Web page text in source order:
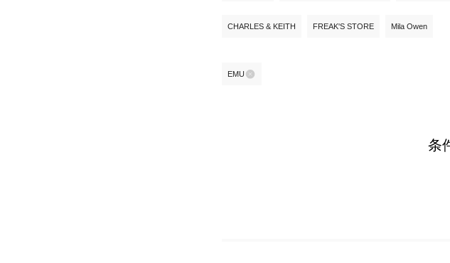
CHARLES & KEITH FREAK'S STORE Mila Owen
EMU
条